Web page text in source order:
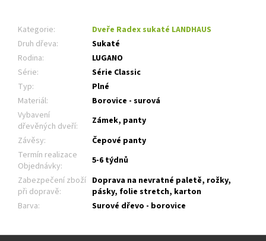
Kategorie:
Dveře Radex sukaté LANDHAUS
Druh dřeva:
Sukaté
Rodina:
LUGANO
Série:
Série Classic
Typ:
Plné
Materiál:
Borovice - surová
Vybavení
dřevěných dveří:
Zámek, panty
Závěsy:
Čepové panty
Termín realizace
Objednávky:
5-6 týdnů
Zabezpečení zboží
při dopravě:
Doprava na nevratné paletě, rožky,
pásky, folie stretch, karton
Barva: Surové dřevo - borovice